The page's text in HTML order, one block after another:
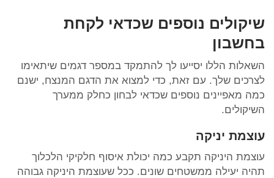
שיקולים נוספים שכדאי לקחת
בחשבון
השאלות הללו יסייעו לך להתמקד במספר דגמים שיתאימו
לצרכים שלך. עם זאת, כדי למצוא את הדגם המנצח, ישנם
כמה מאפיינים נוספים שכדאי לבחון כחלק ממערך
השיקולים.
עוצמת יניקה
עוצמת היניקה תקבע כמה יכולת איסוף חלקיקי הלכלוך
תהיה יעילה ממשטחים שונים. ככל שעוצמת היניקה גבוהה